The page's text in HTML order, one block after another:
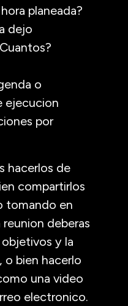
planeada?
dejo
o
ejecucion
por
hacerlos de
compartirlos
tomando en
deberas
y la
o bien hacerlo
una video
electronico.